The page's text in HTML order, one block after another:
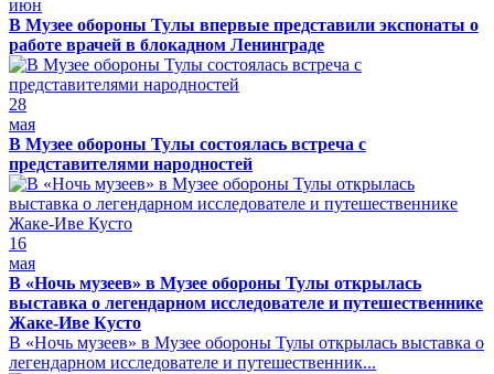
июн
В Музее обороны Тулы впервые представили экспонаты о
работе врачей в блокадном Ленинграде
28
мая
В Музее обороны Тулы состоялась встреча с
представителями народностей
16
мая
В «Ночь музеев» в Музее обороны Тулы открылась
выставка о легендарном исследователе и путешественнике
Жаке-Иве Кусто
В «Ночь музеев» в Музее обороны Тулы открылась выставка о
легендарном исследователе и путешественник...